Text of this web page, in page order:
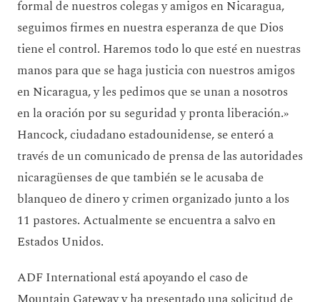
formal de nuestros colegas y amigos en Nicaragua,
seguimos firmes en nuestra esperanza de que Dios
tiene el control. Haremos todo lo que esté en nuestras
manos para que se haga justicia con nuestros amigos
en Nicaragua, y les pedimos que se unan a nosotros
en la oración por su seguridad y pronta liberación.»
Hancock, ciudadano estadounidense, se enteró a
través de un comunicado de prensa de las autoridades
nicaragüenses de que también se le acusaba de
blanqueo de dinero y crimen organizado junto a los
11 pastores. Actualmente se encuentra a salvo en
Estados Unidos.
ADF International está apoyando el caso de